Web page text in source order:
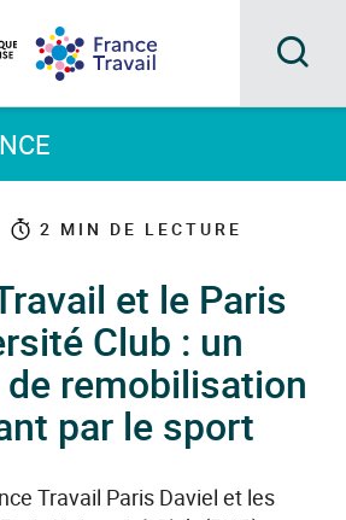
la
2 MIN DE LECTURE
et le Paris
Club : un
remobilisation
par le sport
Travail Paris Daviel et les